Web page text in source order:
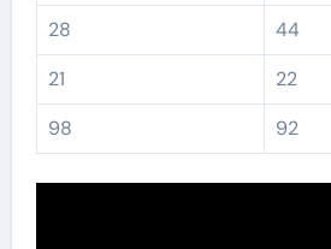
28
44
21
22
98
92